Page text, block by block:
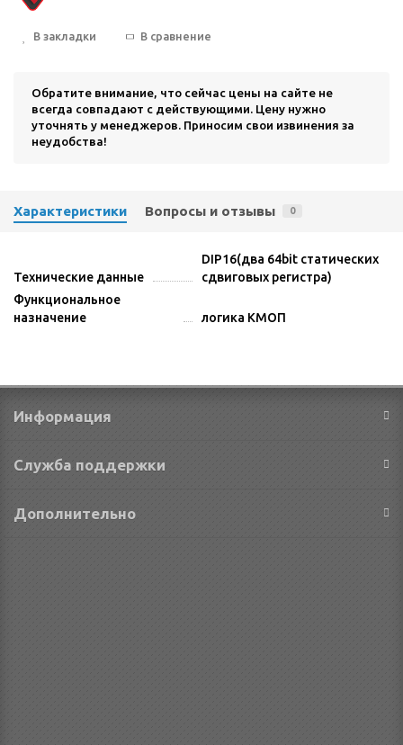
В закладки В сравнение
Обратите внимание, что сейчас цены на сайте не
всегда совпадают с действующими. Цену нужно
уточнять у менеджеров. Приносим свои извинения за
неудобства!
Характеристики Вопросы и отзывы 0
Технические данные
DIP16(два 64bit статических
сдвиговых регистра)
Функциональное
назначение
логика КМОП
Информация
Служба поддержки
Дополнительно